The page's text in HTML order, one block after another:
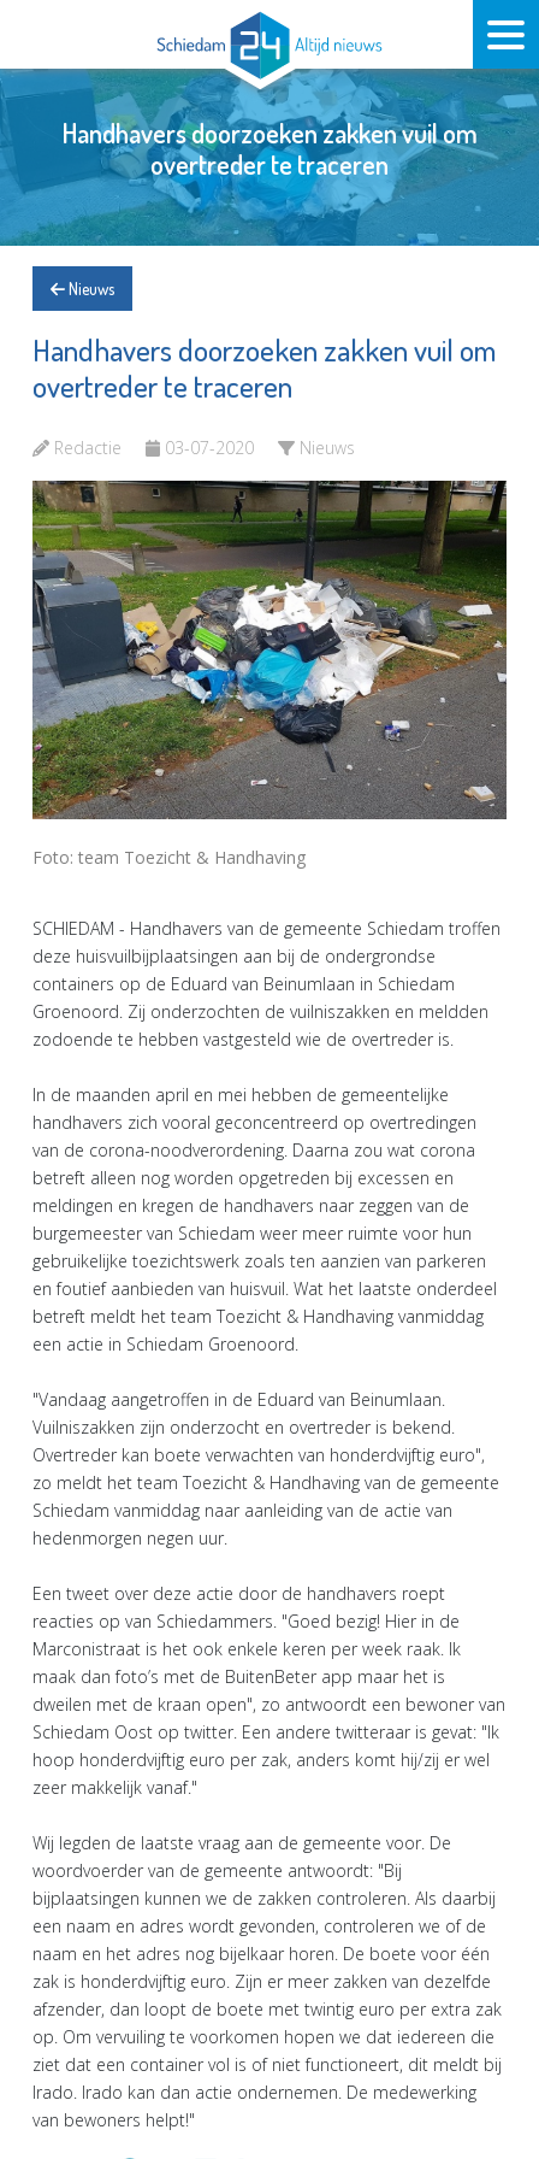
Handhavers doorzoeken zakken vuil om
overtreder te traceren
Nieuws
Handhavers doorzoeken zakken vuil om
overtreder te traceren
Redactie 03-07-2020 Nieuws
Foto: team Toezicht & Handhaving
SCHIEDAM - Handhavers van de gemeente Schiedam troffen
deze huisvuilbijplaatsingen aan bij de ondergrondse
containers op de Eduard van Beinumlaan in Schiedam
Groenoord. Zij onderzochten de vuilniszakken en meldden
zodoende te hebben vastgesteld wie de overtreder is.
In de maanden april en mei hebben de gemeentelijke
handhavers zich vooral geconcentreerd op overtredingen
van de corona-noodverordening. Daarna zou wat corona
betreft alleen nog worden opgetreden bij excessen en
meldingen en kregen de handhavers naar zeggen van de
burgemeester van Schiedam weer meer ruimte voor hun
gebruikelijke toezichtswerk zoals ten aanzien van parkeren
en foutief aanbieden van huisvuil. Wat het laatste onderdeel
betreft meldt het team Toezicht & Handhaving vanmiddag
een actie in Schiedam Groenoord.
"Vandaag aangetroffen in de Eduard van Beinumlaan.
Vuilniszakken zijn onderzocht en overtreder is bekend.
Overtreder kan boete verwachten van honderdvijftig euro",
zo meldt het team Toezicht & Handhaving van de gemeente
Schiedam vanmiddag naar aanleiding van de actie van
hedenmorgen negen uur.
Een tweet over deze actie door de handhavers roept
reacties op van Schiedammers. "Goed bezig! Hier in de
Marconistraat is het ook enkele keren per week raak. Ik
maak dan foto’s met de BuitenBeter app maar het is
dweilen met de kraan open", zo antwoordt een bewoner van
Schiedam Oost op twitter. Een andere twitteraar is gevat: "Ik
hoop honderdvijftig euro per zak, anders komt hij/zij er wel
zeer makkelijk vanaf."
Wij legden de laatste vraag aan de gemeente voor. De
woordvoerder van de gemeente antwoordt: "Bij
bijplaatsingen kunnen we de zakken controleren. Als daarbij
een naam en adres wordt gevonden, controleren we of de
naam en het adres nog bijelkaar horen. De boete voor één
zak is honderdvijftig euro. Zijn er meer zakken van dezelfde
afzender, dan loopt de boete met twintig euro per extra zak
op. Om vervuiling te voorkomen hopen we dat iedereen die
ziet dat een container vol is of niet functioneert, dit meldt bij
Irado. Irado kan dan actie ondernemen. De medewerking
van bewoners helpt!"